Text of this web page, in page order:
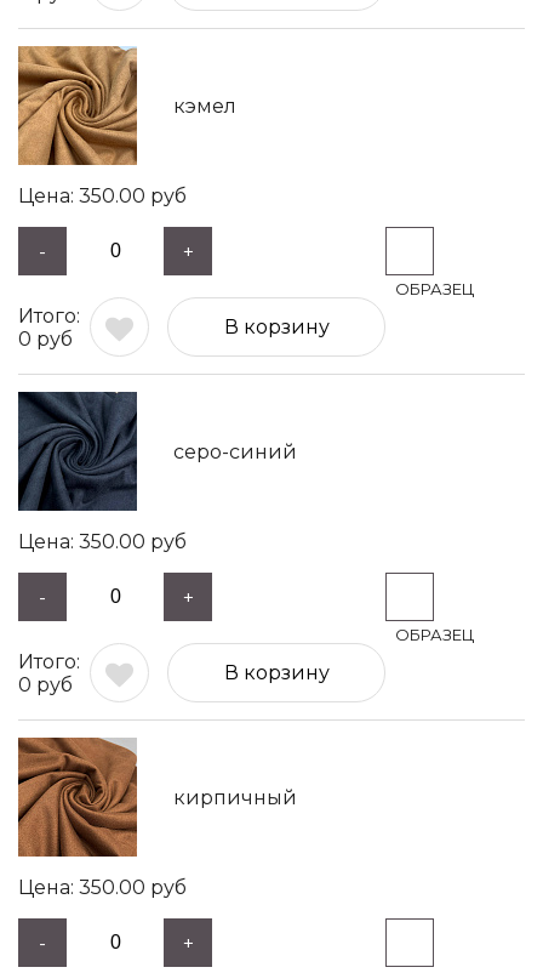
кэмел
350.00 руб
- +
0 руб
В корзину
серо-синий
350.00 руб
- +
0 руб
В корзину
кирпичный
350.00 руб
- +